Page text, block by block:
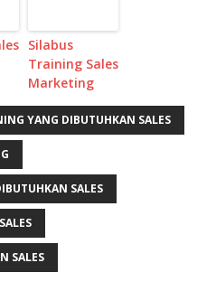
Silabus
Training Sales
Marketing
YANG DIBUTUHKAN SALES
SALES
SALES